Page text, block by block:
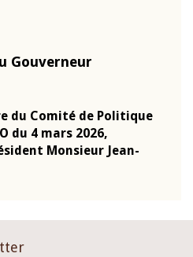
Gouverneur
du Comité de Politique
du 4 mars 2026,
Monsieur Jean-